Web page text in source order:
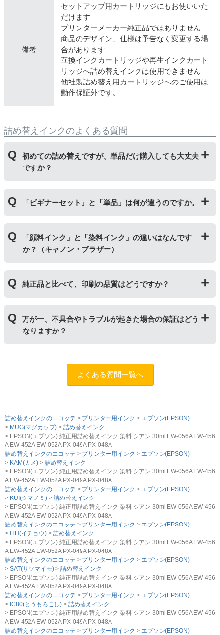
備考
セットアップ用カートリッジにもお使いいた
だけます
プリンターメーカー純正品ではありません
商品のデザイン、仕様は予告なく変更する場
合があります
互換インクカートリッジや再生インクカート
リッジへ詰め替えインクは使用できません
他社製詰め替え用カートリッジへのご使用は
動作保証外です。
詰め替えインクのよくある質問
初めての詰め替えですが、単品だけ購入しても大丈夫
ですか？
をご購入ください。ビギナーセットには説明書を同封し
ておりますのでご覧いただき、正しく作業を行ってくだ
さい。単品商品には、詰め替えに必要な道具や説明書な
どが入っておりません。
「ビギナーセット」と「単品」は何が違うのですか。
いています。「単品」には説明書や道具が付いておりま
せんので、リピーター様向けに販売しております。
「顔料インク」と「染料インク」の違いはなんです
か？（キャノン・ブラザー）
せます。紫外線に強いため色の劣化が少なく、耐水性に
優れているため印字のにじみが少ないのが特徴です。
「染料インク」はインクが紙の繊維質に浸透して発色し
ます。インクを重ね合わせて細かく色合いを表現でき、
発色の良い鮮やかな仕上がりになるため、写真印刷に向
純正品と比べて、印刷の品質はどうですか？
写真やディスク(CDやDVD)など光沢のある用紙への印刷
は色味が異なる場合がありますのでご注意ください。ま
た、純正品と比べると色あせや劣化が進みやすいため、
ご注意ください。
万が一、不具合やトラブルが起きた場合の保証はどう
なりますか？
問合フォーム ふたつの保証
おりますので、ご購入商品とご使用プリンタ―について
よくある質問一覧へ
詰め替えインクのエコッテ プリンター用インク
エプソン(EPSON)
MUG(マグカップ)
詰め替えインク
EPSON(エプソン) 純正用詰め替えインク 染料 シアン 30ml EW-056A EW-456
A EW-452A EW-052A PX-049A PX-048A
詰め替えインクのエコッテ
プリンター用インク
エプソン(EPSON)
KAM(カメ)
詰め替えインク
EPSON(エプソン) 純正用詰め替えインク 染料 シアン 30ml EW-056A EW-456
A EW-452A EW-052A PX-049A PX-048A
詰め替えインクのエコッテ
プリンター用インク
エプソン(EPSON)
KUI(クマノミ)
詰め替えインク
EPSON(エプソン) 純正用詰め替えインク 染料 シアン 30ml EW-056A EW-456
A EW-452A EW-052A PX-049A PX-048A
詰め替えインクのエコッテ
プリンター用インク
エプソン(EPSON)
ITH(イチョウ)
詰め替えインク
EPSON(エプソン) 純正用詰め替えインク 染料 シアン 30ml EW-056A EW-456
A EW-452A EW-052A PX-049A PX-048A
詰め替えインクのエコッテ
プリンター用インク
エプソン(EPSON)
SAT(サツマイモ)
詰め替えインク
EPSON(エプソン) 純正用詰め替えインク 染料 シアン 30ml EW-056A EW-456
A EW-452A EW-052A PX-049A PX-048A
詰め替えインクのエコッテ
プリンター用インク
エプソン(EPSON)
IC80(とうもろこし)
詰め替えインク
EPSON(エプソン) 純正用詰め替えインク 染料 シアン 30ml EW-056A EW-456
A EW-452A EW-052A PX-049A PX-048A
詰め替えインクのエコッテ
プリンター用インク
エプソン(EPSON)